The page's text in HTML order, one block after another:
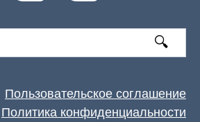
Пользовательское соглашение
Политика конфиденциальности